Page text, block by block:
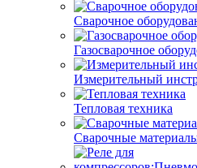
Сварочное
Газосварочное
Измерительный
Тепловая техника
Сварочные